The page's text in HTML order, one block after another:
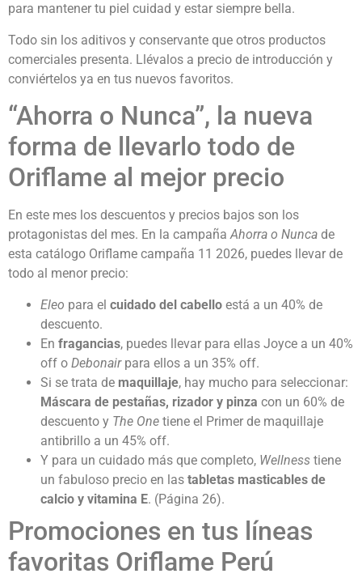
para mantener tu piel cuidad y estar siempre bella.
Todo sin los aditivos y conservante que otros productos
comerciales presenta. Llévalos a precio de introducción y
conviértelos ya en tus nuevos favoritos.
“Ahorra o Nunca”, la nueva
forma de llevarlo todo de
Oriflame al mejor precio
En este mes los descuentos y precios bajos son los
protagonistas del mes. En la campañaAhorra o Nunca de
esta catálogo Oriflame campaña 11 2026, puedes llevar de
todo al menor precio:
Eleo para el cuidado del cabello está a un 40% de
descuento.
En fragancias, puedes llevar para ellas Joyce a un 40%
off o Debonairpara ellos a un 35% off.
Si se trata de maquillaje, hay mucho para seleccionar:
Máscara de pestañas, rizador y pinza con un 60% de
descuento y The One tiene el Primer de maquillaje
antibrillo a un 45% off.
Y para un cuidado más que completo, Wellness tiene
un fabuloso precio en las tabletas masticables de
calcio y vitamina E. (Página 26).
Promociones en tus líneas
favoritas Oriflame Perú